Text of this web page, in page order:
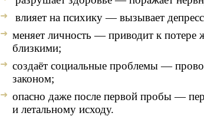
влияет на психику — вызывает
меняет личность — приводит к
близкими;
создаёт социальные проблемы —
законом;
опасно даже после первой пробы —
и летальному исходу.